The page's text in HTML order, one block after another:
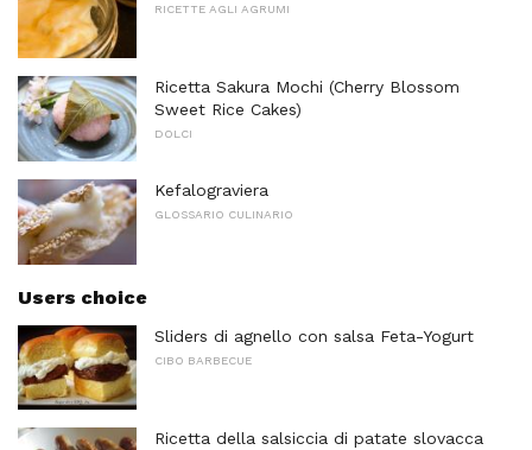
RICETTE AGLI AGRUMI
Ricetta Sakura Mochi (Cherry Blossom
Sweet Rice Cakes)
DOLCI
Kefalograviera
GLOSSARIO CULINARIO
Users choice
Sliders di agnello con salsa Feta-Yogurt
CIBO BARBECUE
Ricetta della salsiccia di patate slovacca